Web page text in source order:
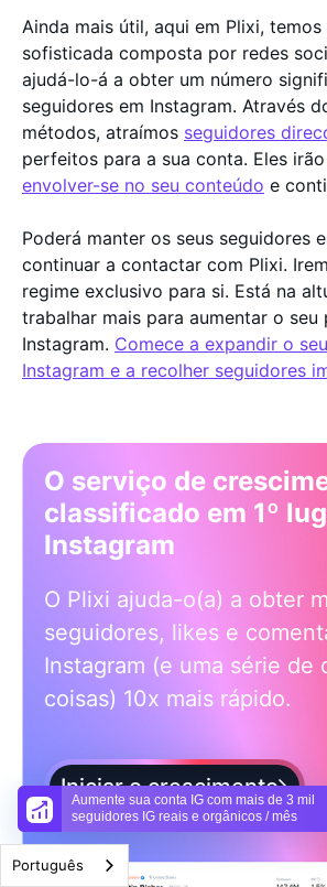
Aumente sua conta IG com mais de 3 mil
seguidores IG reais e orgânicos / mês
Ainda mais útil, aqui em Plixi,
sofisticada composta por redes
ajudá-lo-á a obter um número
seguidores em Instagram. Através
métodos, atraímos seguidores
perfeitos para a sua conta. Eles
envolver-se no seu conteúdo e
Poderá manter os seus seguidores
continuar a contactar com Plixi.
regime exclusivo para si. Está na
trabalhar mais para aumentar o seu
Instagram. Comece a expandir o
Instagram e a recolher seguidores
O serviço de
classificado em 1º
Instagram
O Plixi ajuda-o(a) a obter
seguidores, likes e
Instagram (e uma série de
coisas) 10x mais rápido.
Iniciar o crescimento
Português